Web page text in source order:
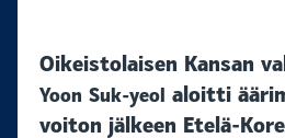
Oikeistolaisen Kansan
Yoon Suk-yeol aloitti
voiton jälkeen Etelä-